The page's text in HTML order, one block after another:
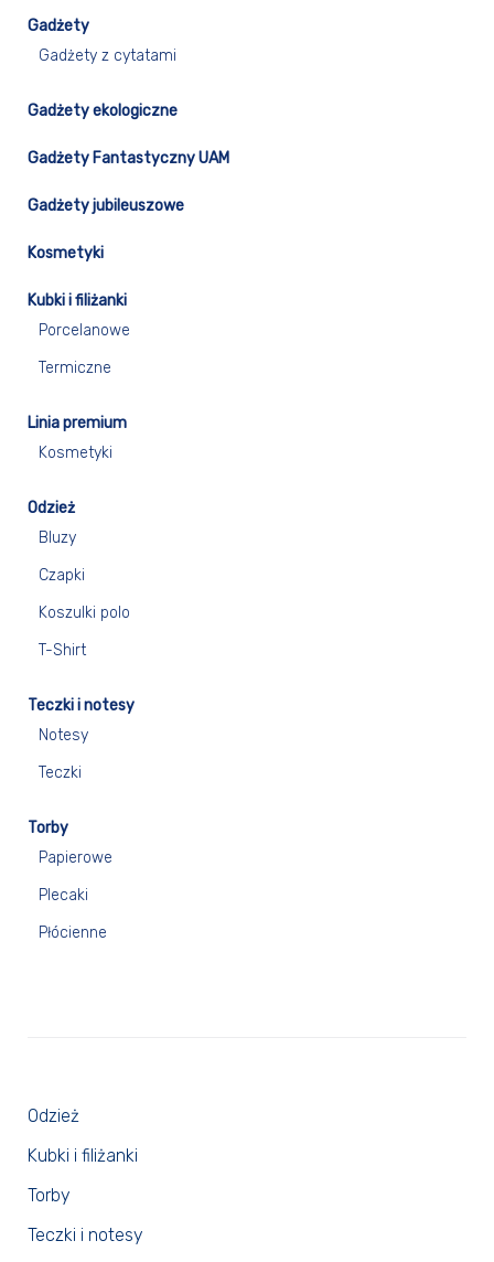
Gadżety
Gadżety z cytatami
Gadżety ekologiczne
Gadżety Fantastyczny UAM
Gadżety jubileuszowe
Kosmetyki
Kubki i filiżanki
Porcelanowe
Termiczne
Linia premium
Kosmetyki
Odzież
Bluzy
Czapki
Koszulki polo
T-Shirt
Teczki i notesy
Notesy
Teczki
Torby
Papierowe
Plecaki
Płócienne
Odzież
Kubki i filiżanki
Torby
Teczki i notesy